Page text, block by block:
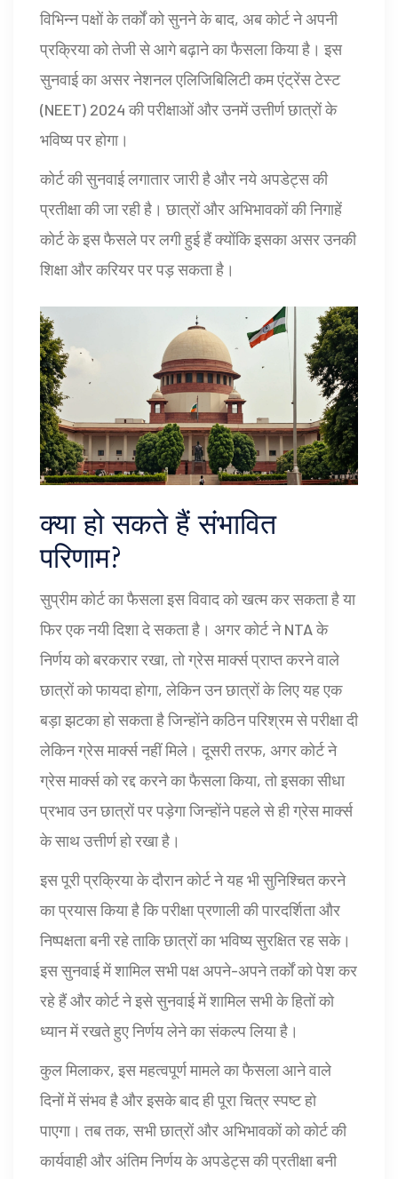
विभिन्न पक्षों के तर्कों को सुनने के बाद, अब कोर्ट ने अपनी
प्रक्रिया को तेजी से आगे बढ़ाने का फैसला किया है। इस
सुनवाई का असर नेशनल एलिजिबिलिटी कम एंट्रेंस टेस्ट
(NEET) 2024 की परीक्षाओं और उनमें उत्तीर्ण छात्रों के
भविष्य पर होगा।
कोर्ट की सुनवाई लगातार जारी है और नये अपडेट्स की
प्रतीक्षा की जा रही है। छात्रों और अभिभावकों की निगाहें
कोर्ट के इस फैसले पर लगी हुई हैं क्योंकि इसका असर उनकी
शिक्षा और करियर पर पड़ सकता है।
क्या हो सकते हैं संभावित
परिणाम?
सुप्रीम कोर्ट का फैसला इस विवाद को खत्म कर सकता है या
फिर एक नयी दिशा दे सकता है। अगर कोर्ट ने NTA के
निर्णय को बरकरार रखा, तो ग्रेस मार्क्स प्राप्त करने वाले
छात्रों को फायदा होगा, लेकिन उन छात्रों के लिए यह एक
बड़ा झटका हो सकता है जिन्होंने कठिन परिश्रम से परीक्षा दी
लेकिन ग्रेस मार्क्स नहीं मिले। दूसरी तरफ, अगर कोर्ट ने
ग्रेस मार्क्स को रद्द करने का फैसला किया, तो इसका सीधा
प्रभाव उन छात्रों पर पड़ेगा जिन्होंने पहले से ही ग्रेस मार्क्स
के साथ उत्तीर्ण हो रखा है।
इस पूरी प्रक्रिया के दौरान कोर्ट ने यह भी सुनिश्चित करने
का प्रयास किया है कि परीक्षा प्रणाली की पारदर्शिता और
निष्पक्षता बनी रहे ताकि छात्रों का भविष्य सुरक्षित रह सके।
इस सुनवाई में शामिल सभी पक्ष अपने-अपने तर्कों को पेश कर
रहे हैं और कोर्ट ने इसे सुनवाई में शामिल सभी के हितों को
ध्यान में रखते हुए निर्णय लेने का संकल्प लिया है।
कुल मिलाकर, इस महत्वपूर्ण मामले का फैसला आने वाले
दिनों में संभव है और इसके बाद ही पूरा चित्र स्पष्ट हो
पाएगा। तब तक, सभी छात्रों और अभिभावकों को कोर्ट की
कार्यवाही और अंतिम निर्णय के अपडेट्स की प्रतीक्षा बनी